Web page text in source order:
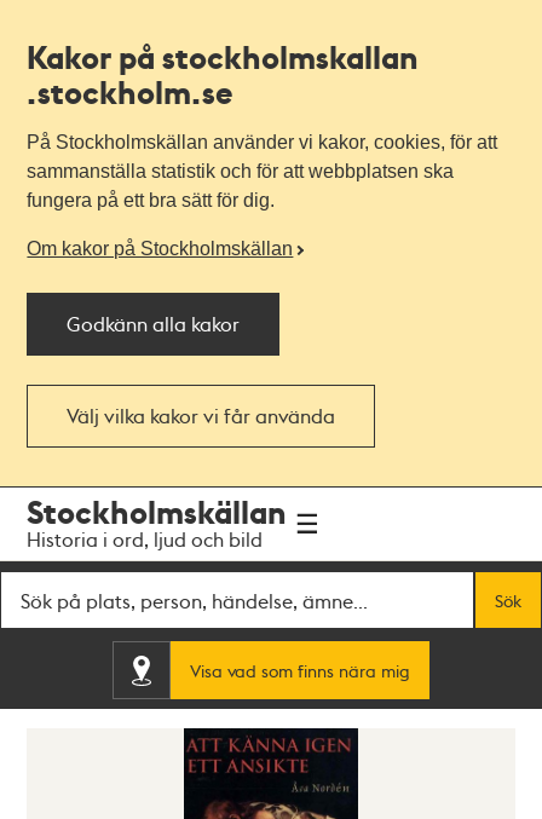
Kakor på stockholmskallan
.stockholm.se
På Stockholmskällan använder vi kakor, cookies, för att
sammanställa statistik och för att webbplatsen ska
fungera på ett bra sätt för dig.
Om kakor på Stockholmskällan
Godkänn alla kakor
Välj vilka kakor vi får använda
navigationen
huvudinnehållet
Stockholmskällan
Historia i ord, ljud och bild
Sök
Visa vad som finns nära mig